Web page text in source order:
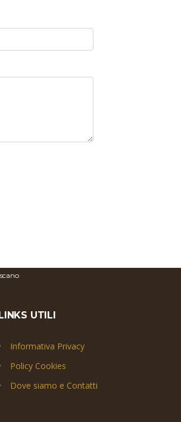
UTILI
Informativa Privacy
Policy Cookies
Dove siamo e Contatti